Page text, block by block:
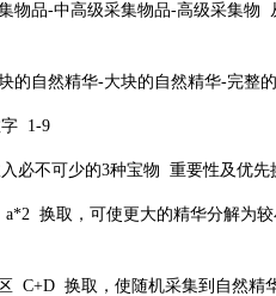
物品-中高级采集物品-高级采集物
的自然精华-大块的自然精华-完整
1-9
必不可少的3种宝物 重要性及优先
换取，可使更大的精华分解为
C+D 换取，使随机采集到自然精